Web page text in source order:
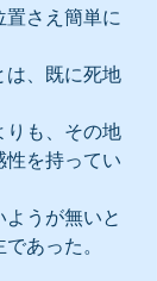
さえ簡単に
は、既に死地
りも、その地
性を持ってい
うが無いと
あった。